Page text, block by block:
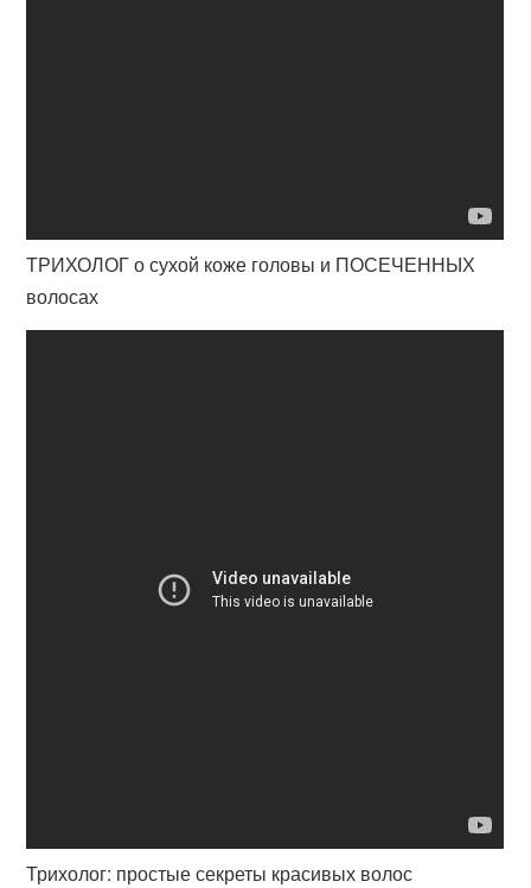
ТРИХОЛОГ о сухой коже головы и ПОСЕЧЕННЫХ
волосах
Трихолог: простые секреты красивых волос